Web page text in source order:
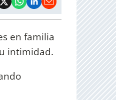
en familia
intimidad.